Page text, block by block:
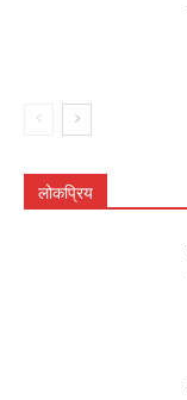
लोकप्रिय